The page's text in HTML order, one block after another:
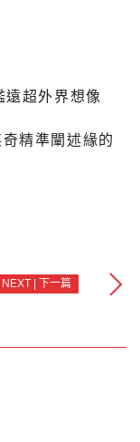
超外界想像
精準闡述緣的
NEXT | 下一篇